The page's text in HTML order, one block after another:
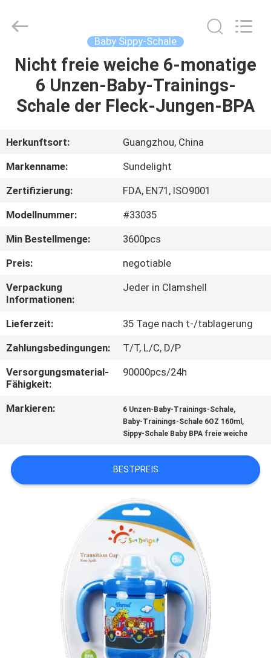
STARTSEITE
PRODUKTE
VIDEOS
UNS
FABRIK
TOUR
QUALITÄTSKONTROLLE
NACHRICHTEN
ALLE
SHOPPING
products
Ltd..
Baby Sippy-Schale
Nicht freie weiche 6-monatige
6 Unzen-Baby-Trainings-
Schale der Fleck-Jungen-BPA
Herkunftsort:
Guangzhou, China
Markenname:
Sundelight
Zertifizierung:
FDA, EN71, ISO9001
Modellnummer:
#33035
Min Bestellmenge:
3600pcs
Preis:
negotiable
Verpackung
Informationen:
Jeder in Clamshell
Lieferzeit:
35 Tage nach t-/tablagerung
Zahlungsbedingungen:
T/T, L/C, D/P
Versorgungsmaterial-
Fähigkeit:
90000pcs/24h
Markieren: 6 Unzen-Baby-Trainings-Schale,
Baby-Trainings-Schale 6OZ 160ml ,
Sippy-Schale Baby BPA freie weiche
BESTPREIS